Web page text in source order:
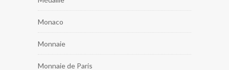
Monaco
Monnaie
Monnaie de Paris